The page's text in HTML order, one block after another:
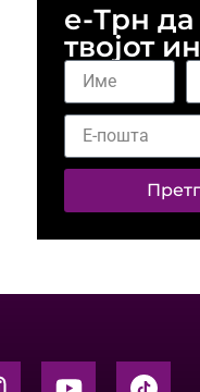
е-Трн
твојот